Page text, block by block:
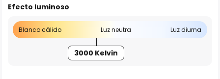
Efecto luminoso
Blanco cálido Luz neutra Luz diurna
3000 Kelvin